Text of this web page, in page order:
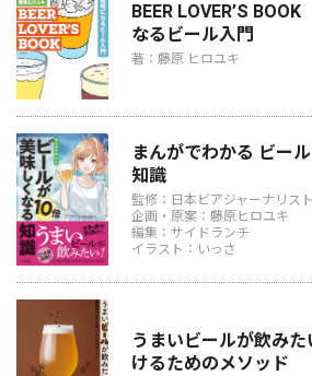
BEER LOVER’S
なるビール入門
著：藤原 ヒロユキ
まんがでわかる ビー
知識
監修：日本ビアジャーナリス
企画・原案：藤原ヒロユキ
編集：サイドランチ
イラスト：いっさ
うまいビールが飲み
けるためのメソッド